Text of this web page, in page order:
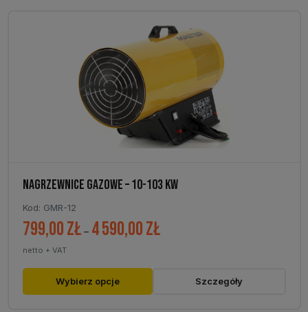
NAGRZEWNICE GAZOWE – 10-103 KW
Kod: GMR-12
799,00zł – 4 590,00zł
netto + VAT
Wybierz opcje
Ten
produkt
Szczegóły